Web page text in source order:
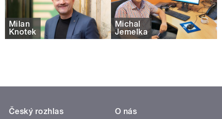
Milan
Knotek
Michal
Jemelka
Český rozhlas
O nás